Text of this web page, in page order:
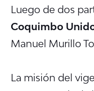
Luego de dos
Coquimbo
Manuel Murillo
La misión del